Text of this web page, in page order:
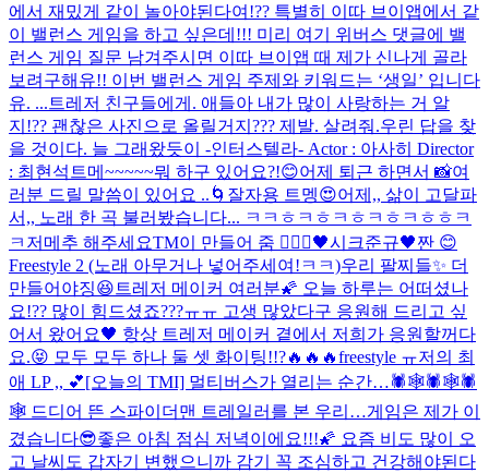
에서 재밌게 같이 놀아야된다여!?? 특별히 이따 브이앱에서 같
이 밸런스 게임을 하고 싶은데!!! 미리 여기 위버스 댓글에 밸
런스 게임 질문 남겨주시면 이따 브이앱 때 제가 신나게 골라
보려구해유!! 이번 밸런스 게임 주제와 키워드는 ‘생일’ 입니다
유. ... 트레저 친구들에게. 애들아 내가 많이 사랑하는 거 알
지!?? 괜찮은 사진으로 올릴거지??? 제발. 살려줘.우린 답을 찾
을 것이다. 늘 그래왔듯이 -인터스텔라- Actor : 아사히 Director
: 최현석 트메~~~~~뭐 하구 있어요?!😊어제 퇴근 하면서 📸여
러분 드릴 말씀이 있어요 .. 🌀 잘자용 트멩😍어제,, 삶이 고달파
서,, 노래 한 곡 불러봤습니다... ㅋㅋㅎㅋㅎㅋㅎㅋㅎㅋㅎㅎㅋ
ㅋ 저메추 해주세요TM이 만들어 줌 🧚🏻‍♀️🖤시크준규🖤짠 😊
Freestyle 2 (노래 아무거나 넣어주세여!ㅋㅋ)우리 팔찌들✨ 더
만들어야징😆 트레저 메이커 여러분🌠 오늘 하루는 어떠셨나
요!?? 많이 힘드셨죠???ㅠㅠ 고생 많았다구 응원해 드리고 싶
어서 왔어요🖤 항상 트레저 메이커 곁에서 저희가 응원할꺼다
요.😝 모두 모두 하나 둘 셋 화이팅!!?🔥🔥🔥freestyle ㅠ저의 최
애 LP ,, 💕[오늘의 TMI] 멀티버스가 열리는 순간…🕷🕸🕷🕸🕷
🕸 드디어 뜬 스파이더맨 트레일러를 본 우리…게임은 제가 이
겼습니다😎좋은 아침 점심 저녁이에요!!!🌠 요즘 비도 많이 오
고 날씨도 갑자기 변했으니까 감기 꼭 조심하고 건강해야된다